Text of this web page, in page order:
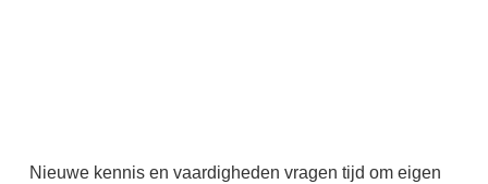
Nieuwe kennis en vaardigheden vragen tijd om eigen